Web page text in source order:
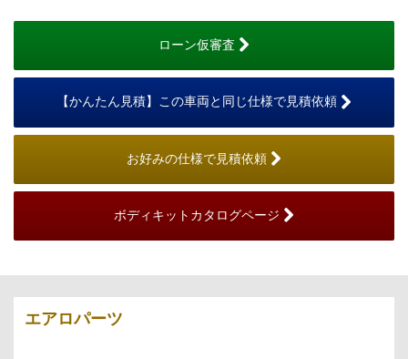
ローン仮審査
【かんたん見積】この車両と同じ仕様で見積依頼
お好みの仕様で見積依頼
ボディキットカタログページ
エアロパーツ